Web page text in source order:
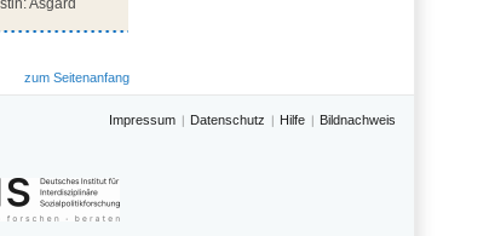
Asgard
zum Seitenanfang
Impressum Datenschutz Hilfe Bildnachweis